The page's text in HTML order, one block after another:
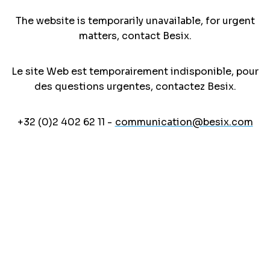
The website is temporarily unavailable, for urgent
matters, contact Besix.
Le site Web est temporairement indisponible, pour
des questions urgentes, contactez Besix.
+32 (0)2 402 62 11 - communication@besix.com